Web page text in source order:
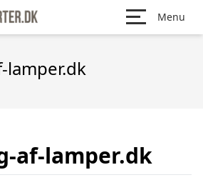
Menu
af-lamper.dk